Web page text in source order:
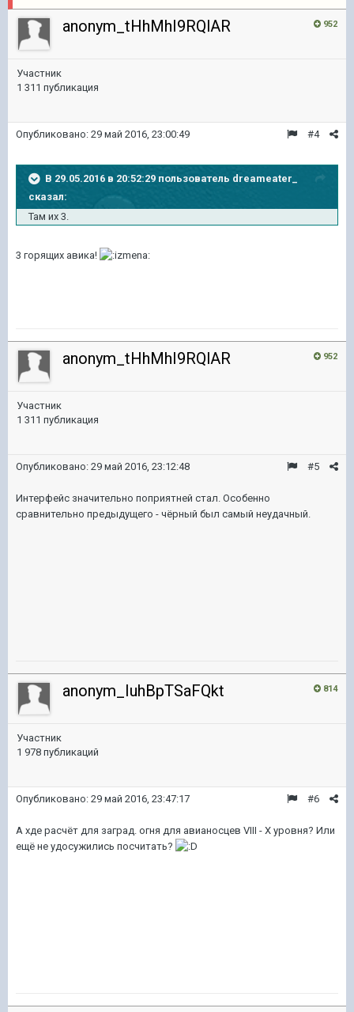
952
anonym_tHhMhI9RQlAR
Участник
1 311 публикация
#4
Опубликовано: 29 май 2016, 23:00:49
В 29.05.2016 в 20:52:29 пользователь dreameater_
сказал:
Там их 3.
3 горящих авика!
952
anonym_tHhMhI9RQlAR
Участник
1 311 публикация
#5
Опубликовано: 29 май 2016, 23:12:48
Интерфейс значительно поприятней стал. Особенно
сравнительно предыдущего - чёрный был самый неудачный.
814
anonym_IuhBpTSaFQkt
Участник
1 978 публикаций
#6
Опубликовано: 29 май 2016, 23:47:17
А хде расчёт для заград. огня для авианосцев VIII - X уровня? Или
ещё не удосужились посчитать?